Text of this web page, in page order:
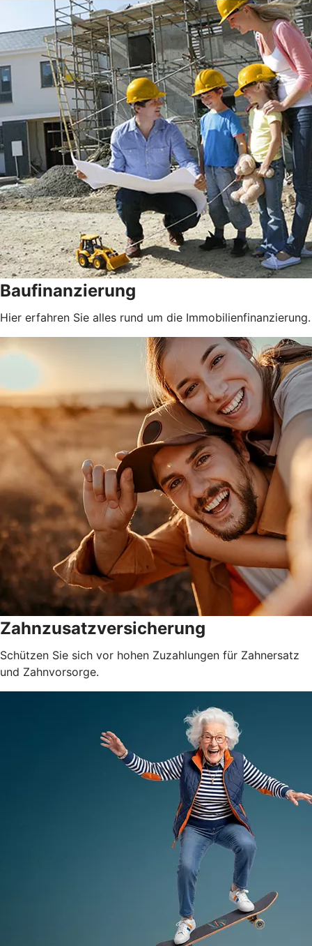
Baufinanzierung
Hier erfahren Sie alles rund um die Immobilienfinanzierung.
Zahnzusatzversicherung
Schützen Sie sich vor hohen Zuzahlungen für Zahnersatz
und Zahnvorsorge.